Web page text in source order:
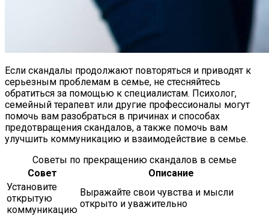
Если скандалы продолжают повторяться и приводят к
серьезным проблемам в семье, не стесняйтесь
обратиться за помощью к специалистам. Психолог,
семейный терапевт или другие профессионалы могут
помочь вам разобраться в причинах и способах
предотвращения скандалов, а также помочь вам
улучшить коммуникацию и взаимодействие в семье.
Советы по прекращению скандалов в семье
Совет
Описание
Установите
открытую
коммуникацию
Выражайте свои чувства и мысли
открыто и уважительно